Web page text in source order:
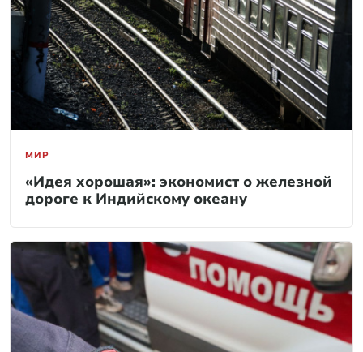
МИР
«Идея хорошая»: экономист о железной
дороге к Индийскому океану